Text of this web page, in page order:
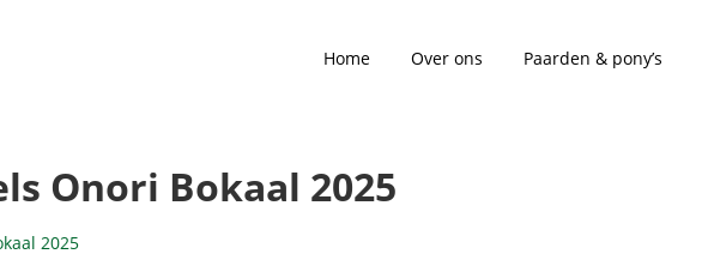
Home Over ons Paarden & pony’s
Onori Bokaal 2025
2025